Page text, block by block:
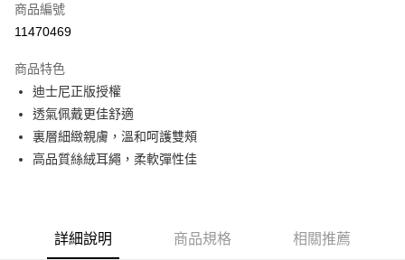
Apple Pay
全盈+PAY
ATM付款
運送方式
付款後全家取貨
商品編號
11470469
商品特色
迪士尼正版授權
透氣佩戴更佳舒適
裏層細緻親膚，溫和呵護雙頰
高品質絲絨耳繩，柔軟彈性佳
詳細說明 商品規格 相關推薦